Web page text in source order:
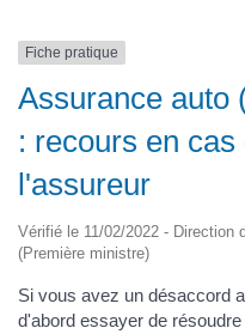
Fiche pratique
Assurance auto
: recours en
l'assureur
Vérifié le 11/02/2022 - Direction
(Première ministre)
Si vous avez un désaccord
d'abord essayer de